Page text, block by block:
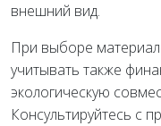
внешний вид.
При выборе
учитывать также
экологическую
Консультируйтесь с